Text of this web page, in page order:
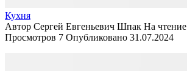
Кухня
Автор Сергей Евгеньевич Шпак На чтение
Просмотров 7 Опубликовано 31.07.2024